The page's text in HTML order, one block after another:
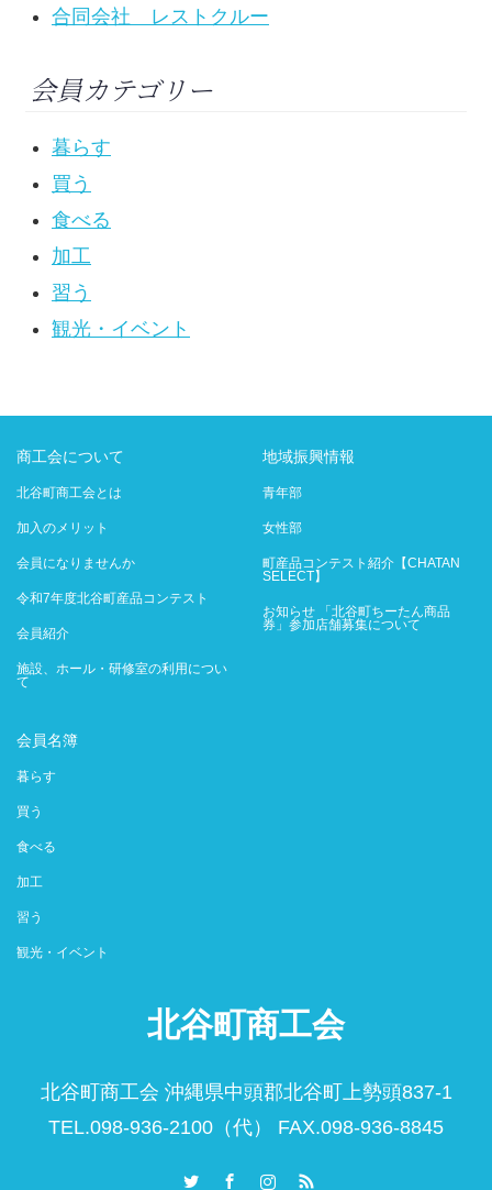
合同会社 レストクルー
会員カテゴリー
暮らす
買う
食べる
加工
習う
観光・イベント
商工会について
北谷町商工会とは
加入のメリット
会員になりませんか
令和7年度北谷町産品コンテスト
会員紹介
施設、ホール・研修室の利用につい
て
地域振興情報
青年部
女性部
町産品コンテスト紹介【CHATAN
SELECT】
お知らせ 「北谷町ちーたん商品
券」参加店舗募集について
会員名簿
暮らす
買う
食べる
加工
習う
観光・イベント
北谷町商工会
北谷町商工会 沖縄県中頭郡北谷町上勢頭837-1
TEL.098-936-2100（代） FAX.098-936-8845
Instagram
RSS